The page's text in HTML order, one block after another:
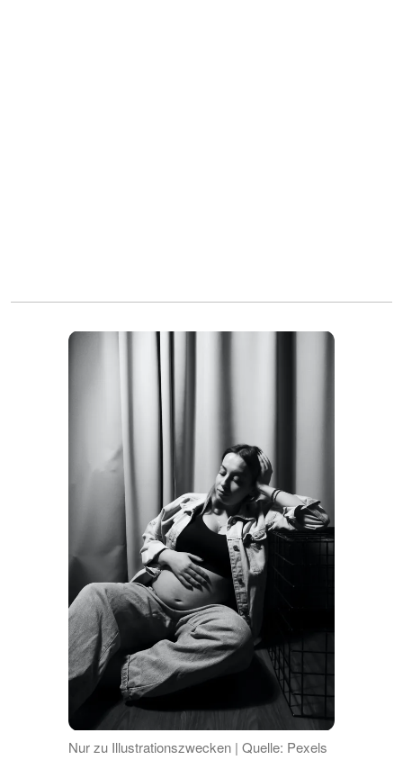
Nur zu Illustrationszwecken | Quelle: Pexels